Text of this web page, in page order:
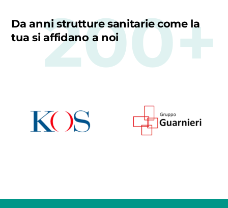
Da anni strutture sanitarie come la
tua si affidano a noi
200+